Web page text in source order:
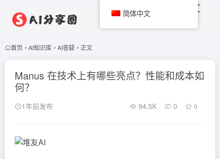
首页 • AI知识库 • AI答疑 • 正文
Manus 在技术上有哪些亮点？性能和成本如
何？
1年前发布 94.5K 0 0
简体中文